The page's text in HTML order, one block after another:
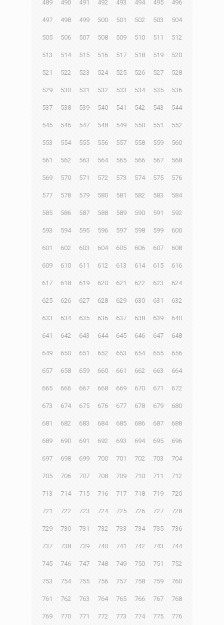
489 490 491 492 493 494 495 496
497 498 499 500 501 502 503 504
505 506 507 508 509 510 511 512
513 514 515 516 517 518 519 520
521 522 523 524 525 526 527 528
529 530 531 532 533 534 535 536
537 538 539 540 541 542 543 544
545 546 547 548 549 550 551 552
553 554 555 556 557 558 559 560
561 562 563 564 565 566 567 568
569 570 571 572 573 574 575 576
577 578 579 580 581 582 583 584
585 586 587 588 589 590 591 592
593 594 595 596 597 598 599 600
601 602 603 604 605 606 607 608
609 610 611 612 613 614 615 616
617 618 619 620 621 622 623 624
625 626 627 628 629 630 631 632
633 634 635 636 637 638 639 640
641 642 643 644 645 646 647 648
649 650 651 652 653 654 655 656
657 658 659 660 661 662 663 664
665 666 667 668 669 670 671 672
673 674 675 676 677 678 679 680
681 682 683 684 685 686 687 688
689 690 691 692 693 694 695 696
697 698 699 700 701 702 703 704
705 706 707 708 709 710 711 712
713 714 715 716 717 718 719 720
721 722 723 724 725 726 727 728
729 730 731 732 733 734 735 736
737 738 739 740 741 742 743 744
745 746 747 748 749 750 751 752
753 754 755 756 757 758 759 760
761 762 763 764 765 766 767 768
769 770 771 772 773 774 775 776